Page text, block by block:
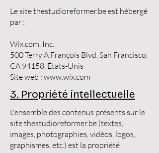
Le site thestudioreformer.be est hébergé
par :
Wix.com, Inc.
500 Terry A François Blvd, San Francisco,
CA 94158, États-Unis
Site web : www.wix.com
3. Propriété intellectuelle
L'ensemble des contenus présents sur le
site thestudioreformer.be (textes,
images, photographies, vidéos, logos,
graphismes, etc.) est la propriété